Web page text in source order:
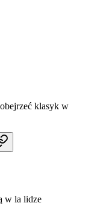
klasyk w
w la lidze